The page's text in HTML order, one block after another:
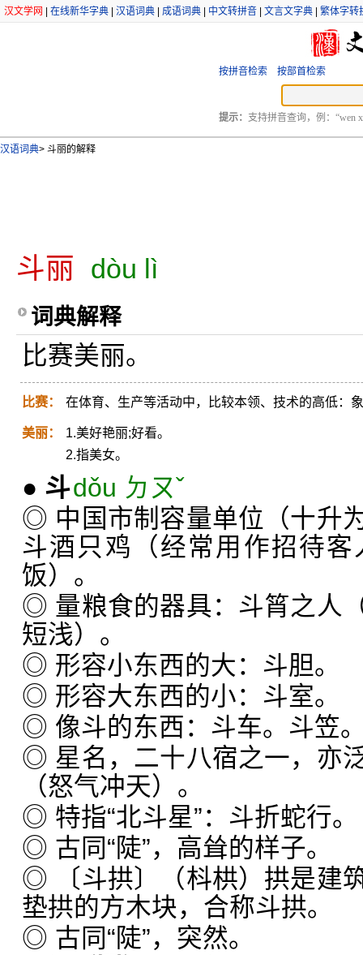
汉文学网 在线新华字典 汉语词典 成语词典 中文转拼音 文言文字典 繁体字转
按拼音检索 按部首检索
提示： 支持拼音查询，例：“wen
汉语词典> 斗丽的解释
斗丽 dòu lì
词典解释
比赛美丽。
比赛： 在体育、生产等活动中，比较本领、技术的高低：
美丽：
1.美好艳丽;好看。
2.指美女。
● 斗dǒu ㄉㄡˇ
◎ 中国市制容量单位（十升
斗酒只鸡（经常用作招待
饭）。
◎ 量粮食的器具：斗筲之人
短浅）。
◎ 形容小东西的大：斗胆。
◎ 形容大东西的小：斗室。
◎ 像斗的东西：斗车。斗笠
◎ 星名，二十八宿之一，亦
（怒气冲天）。
◎ 特指“北斗星”：斗折蛇行。
◎ 古同“陡”，高耸的样子。
◎ 〔斗拱〕（枓栱）拱是建
垫拱的方木块，合称斗拱。
◎ 古同“陡”，突然。